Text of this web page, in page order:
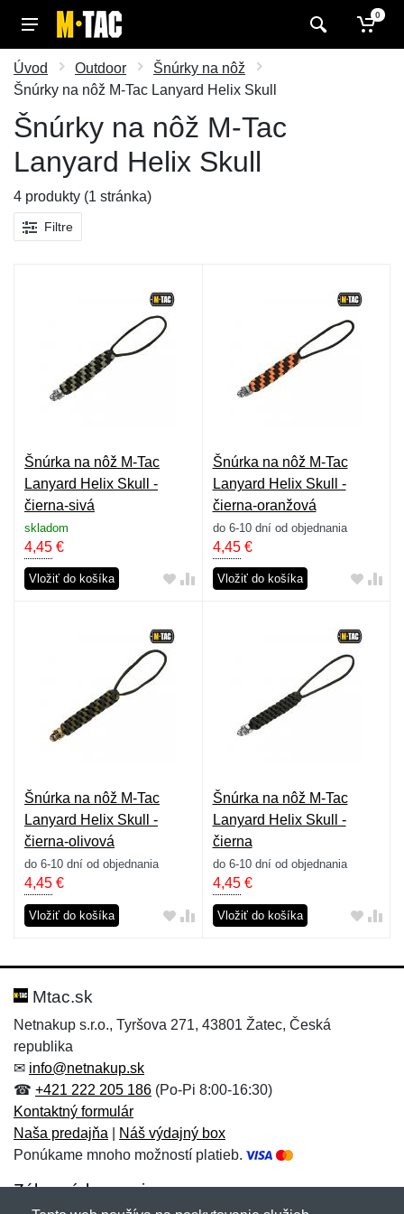
0
Úvod Outdoor
Šnúrky na nôž
Šnúrky na nôž M-Tac Lanyard Helix Skull
Šnúrky na nôž M-Tac
Lanyard Helix Skull
4 produkty (1 stránka)
Filtre
Šnúrka na nôž M-Tac
Lanyard Helix Skull -
čierna-sivá
skladom
4,45 €
Vložiť do košíka
Šnúrka na nôž M-Tac
Lanyard Helix Skull -
čierna-oranžová
do 6-10 dní od objednania
4,45€
Vložiť do košíka
Šnúrka na nôž M-Tac
Lanyard Helix Skull -
čierna-olivová
do 6-10 dní od objednania
4,45 €
Vložiť do košíka
Šnúrka na nôž M-Tac
Lanyard Helix Skull -
čierna
do 6-10 dní od objednania
4,45€
Vložiť do košíka
Mtac.sk
Netnakup s.r.o., Tyršova 271, 43801 Žatec, Česká
republika
✉ info@netnakup.sk
☎ +421 222 205 186 (Po-Pi 8:00-16:30)
Kontaktný formulár
Naša predajňa
Náš výdajný box
Ponúkame mnoho možností platieb.
Zákaznícky servis